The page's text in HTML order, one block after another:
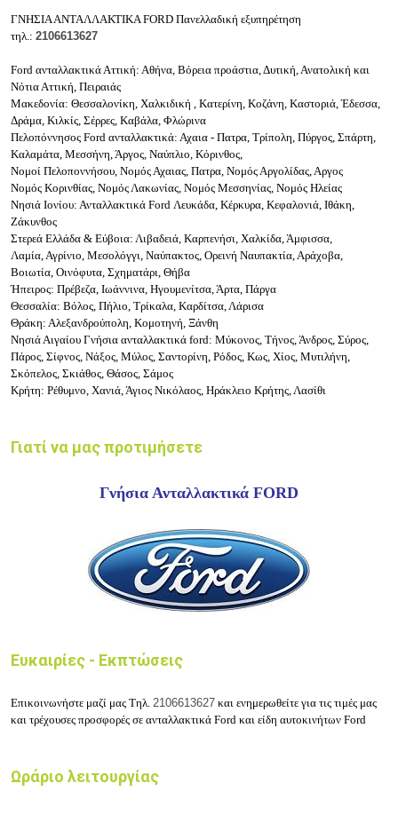
ΓΝΗΣΙΑ ΑΝΤΑΛΛΑΚΤΙΚΑ FORD Πανελλαδική εξυπηρέτηση
τηλ.: 2106613627
Ford ανταλλακτικά Αττική: Αθήνα, Βόρεια προάστια, Δυτική, Ανατολική και
Νότια Αττική, Πειραιάς
Μακεδονία: Θεσσαλονίκη, Χαλκιδική , Κατερίνη, Κοζάνη, Καστοριά, Έδεσσα,
Δράμα, Κιλκίς, Σέρρες, Καβάλα, Φλώρινα
Πελοπόννησος Ford ανταλλακτικά: Αχαια - Πατρα, Τρίπολη, Πύργος, Σπάρτη,
Καλαμάτα, Μεσσήνη, Άργος, Ναύπλιο, Κόρινθος,
Νομοί Πελοποννήσου, Νομός Αχαιας, Πατρα, Νομός Αργολίδας, Αργος
Νομός Κορινθίας, Νομός Λακωνίας, Νομός Μεσσηνίας, Νομός Ηλείας
Νησιά Ιονίου: Ανταλλακτικά Ford Λευκάδα, Κέρκυρα, Κεφαλονιά, Ιθάκη,
Ζάκυνθος
Στερεά Ελλάδα & Εύβοια: Λιβαδειά, Καρπενήσι, Χαλκίδα, Άμφισσα,
Λαμία, Αγρίνιο, Μεσολόγγι, Ναύπακτος, Ορεινή Ναυπακτία, Αράχοβα,
Βοιωτία, Οινόφυτα, Σχηματάρι, Θήβα
Ήπειρος: Πρέβεζα, Ιωάννινα, Ηγουμενίτσα, Άρτα, Πάργα
Θεσσαλία: Βόλος, Πήλιο, Τρίκαλα, Καρδίτσα, Λάρισα
Θράκη: Αλεξανδρούπολη, Κομοτηνή, Ξάνθη
Νησιά Αιγαίου Γνήσια ανταλλακτικά ford: Μύκονος, Τήνος, Άνδρος, Σύρος,
Πάρος, Σίφνος, Νάξος, Μύλος, Σαντορίνη, Ρόδος, Κως, Χίος, Μυτιλήνη,
Σκόπελος, Σκιάθος, Θάσος, Σάμος
Κρήτη: Ρέθυμνο, Χανιά, Άγιος Νικόλαος, Ηράκλειο Κρήτης, Λασίθι
Γιατί να μας προτιμήσετε
Γνήσια Ανταλλακτικά FORD
Ευκαιρίες - Εκπτώσεις
Επικοινωνήστε μαζί μας Τηλ. 2106613627 και ενημερωθείτε για τις τιμές μας
και τρέχουσες προσφορές σε ανταλλακτικά Ford και είδη αυτοκινήτων Ford
Ωράριο λειτουργίας